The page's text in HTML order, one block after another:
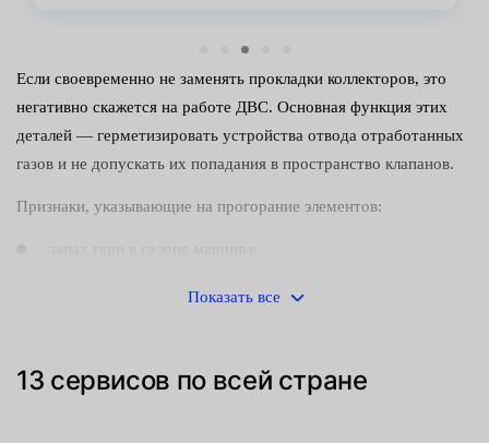
Если своевременно не заменять прокладки коллекторов, это
негативно скажется на работе ДВС. Основная функция этих
деталей — герметизировать устройства отвода отработанных
газов и не допускать их попадания в пространство клапанов.
Признаки, указывающие на прогорание элементов:
трудности с запуском двигателя;
Манжеты, сальники, уплотнители — слабое место любого
Показать все
13 сервисов по всей стране